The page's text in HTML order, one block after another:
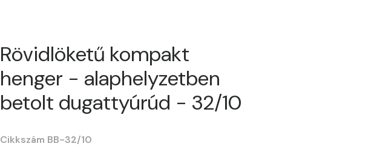
Rövidlöketű kompakt
henger - alaphelyzetben
betolt dugattyúrúd - 32/10
Cikkszám BB-32/10